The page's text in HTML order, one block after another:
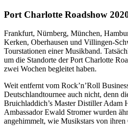
Port Charlotte Roadshow
Frankfurt, Nürnberg, München,
Kerken, Oberhausen und Villingen-
Tourstationen einer Musikband.
um die Standorte der Port Charlotte
zwei Wochen begleitet haben.
Weit entfernt vom Rock’n’Roll
Deutschlandtournee auch nicht, denn
Bruichladdich’s Master Distiller Adam
Ambassador Ewald Stromer wurden
angehimmelt, wie Musikstars von ihren